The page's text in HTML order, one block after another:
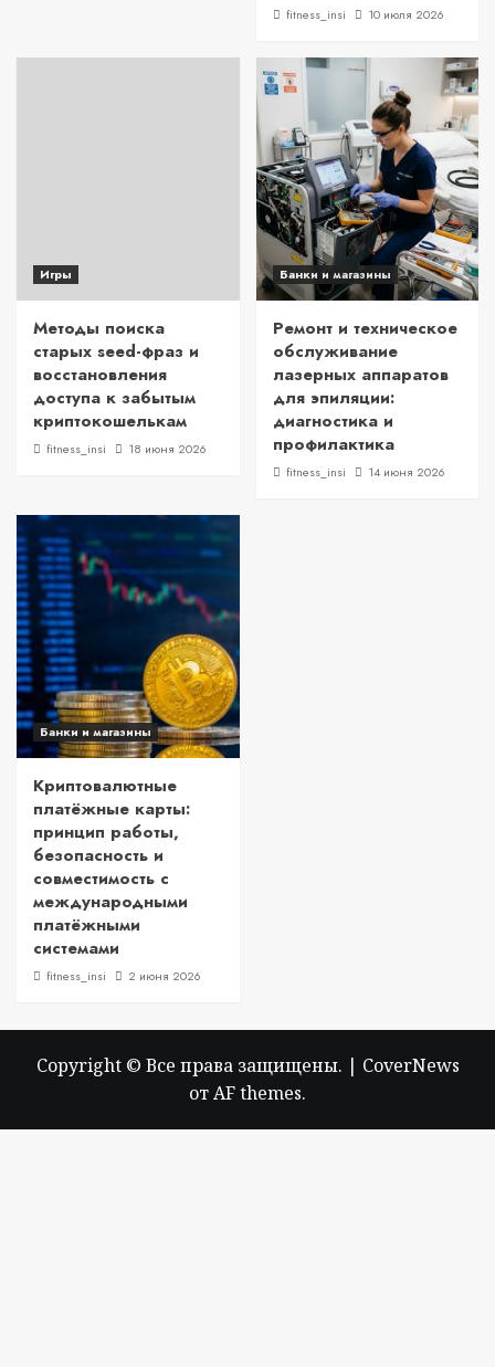
fitness_insi 10 июля 2026
Игры
Методы поиска
старых seed-фраз и
восстановления
доступа к забытым
криптокошелькам
fitness_insi 18 июня 2026
Банки и магазины
Ремонт и техническое
обслуживание
лазерных аппаратов
для эпиляции:
диагностика и
профилактика
fitness_insi 14 июня 2026
Банки и магазины
Криптовалютные
платёжные карты:
принцип работы,
безопасность и
совместимость с
международными
платёжными
системами
fitness_insi 2 июня 2026
Copyright © Все права защищены. | CoverNews
от AF themes.